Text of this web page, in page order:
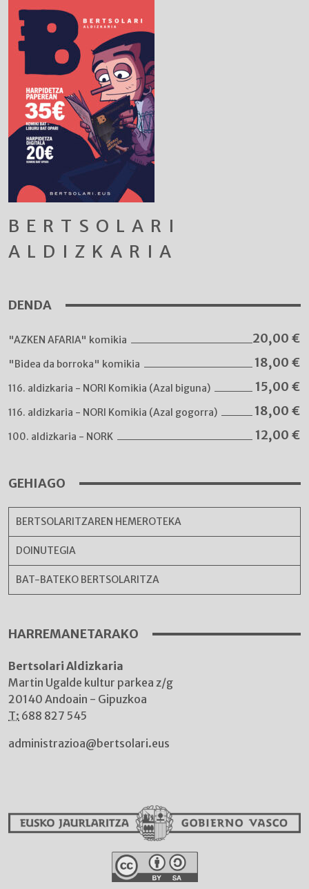
BERTSOLARI
ALDIZKARIA
DENDA
"AZKEN AFARIA" komikia 20,00 €
"Bidea da borroka" komikia 18,00 €
116. aldizkaria - NORI Komikia (Azal biguna) 15,00 €
116. aldizkaria - NORI Komikia (Azal gogorra) 18,00 €
100. aldizkaria - NORK 12,00 €
GEHIAGO
BERTSOLARITZAREN HEMEROTEKA
DOINUTEGIA
BAT-BATEKO BERTSOLARITZA
HARREMANETARAKO
Bertsolari Aldizkaria
Martin Ugalde kultur parkea z/g
20140 Andoain - Gipuzkoa
T: 688 827 545
administrazioa@bertsolari.eus